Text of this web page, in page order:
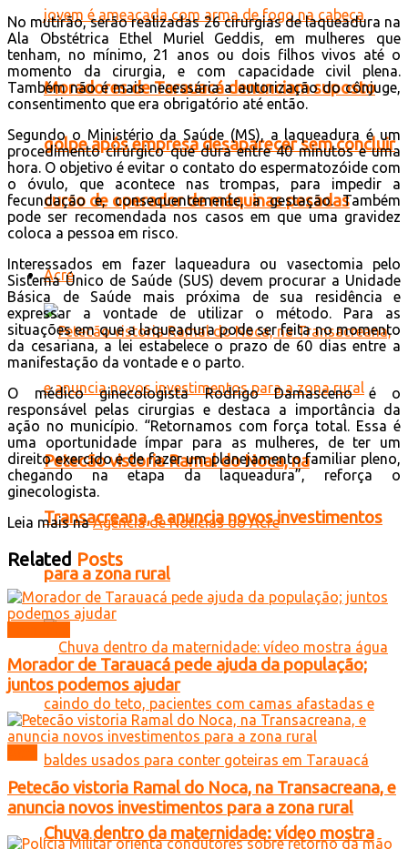
Moradores de Tarauacá denunciam suposto
golpe após empresa desaparecer sem concluir
curso de operador de máquinas pesadas
Acre
Petecão vistoria Ramal do Noca, na
Transacreana, e anuncia novos investimentos
para a zona rural
Chuva dentro da maternidade: vídeo mostra
No mutirão, serão realizadas 26 cirurgias de laqueadura na
Ala Obstétrica Ethel Muriel Geddis, em mulheres que
tenham, no mínimo, 21 anos ou dois filhos vivos até o
momento da cirurgia, e com capacidade civil plena.
Também não é mais necessária a autorização do cônjuge,
consentimento que era obrigatório até então.
Segundo o Ministério da Saúde (MS), a laqueadura é um
procedimento cirúrgico que dura entre 40 minutos e uma
hora. O objetivo é evitar o contato do espermatozóide com
o óvulo, que acontece nas trompas, para impedir a
fecundação e, consequentemente, a gestação. Também
pode ser recomendada nos casos em que uma gravidez
coloca a pessoa em risco.
Interessados em fazer laqueadura ou vasectomia pelo
Sistema Único de Saúde (SUS) devem procurar a Unidade
Básica de Saúde mais próxima de sua residência e
expressar a vontade de utilizar o método. Para as
situações em que a laqueadura pode ser feita no momento
da cesariana, a lei estabelece o prazo de 60 dias entre a
manifestação da vontade e o parto.
O médico ginecologista Rodrigo Damasceno é o
responsável pelas cirurgias e destaca a importância da
ação no município. “Retornamos com força total. Essa é
uma oportunidade ímpar para as mulheres, de ter um
direito exercido e de fazer um planejamento familiar pleno,
chegando na etapa da laqueadura”, reforça o
ginecologista.
Leia mais naAgência de Notícias do Acre
Related Posts
Morador de Tarauacá pede ajuda da população;
juntos podemos ajudar
Petecão vistoria Ramal do Noca, na Transacreana, e
anuncia novos investimentos para a zona rural